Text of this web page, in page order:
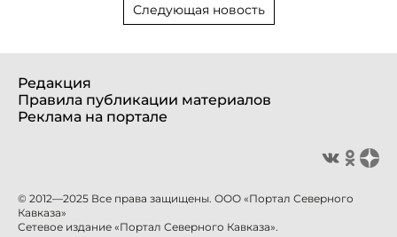
Следующая новость
Редакция
Правила публикации материалов
Реклама на портале
© 2012—2025 Все права защищены. ООО «Портал Северного
Кавказа»
Сетевое издание «Портал Северного Кавказа».